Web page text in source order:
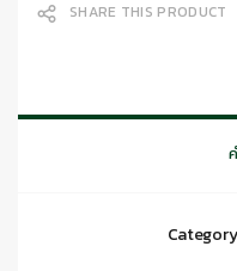
SHARE THIS PRODUCT